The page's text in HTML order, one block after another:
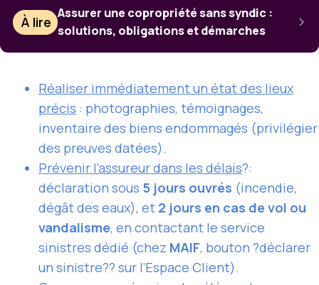
À lire
Assurer une copropriété sans syndic :
solutions, obligations et démarches
Réaliser immédiatement un état des lieux
précis : photographies, témoignages,
inventaire des biens endommagés (privilégier
des preuves datées).
Prévenir l’assureur dans les délais?:
déclaration sous 5 jours ouvrés (incendie,
dégât des eaux), et 2 jours en cas de vol ou
vandalisme, en contactant le service
sinistres dédié (chez MAIF, bouton ?déclarer
un sinistre?? sur l’Espace Client).